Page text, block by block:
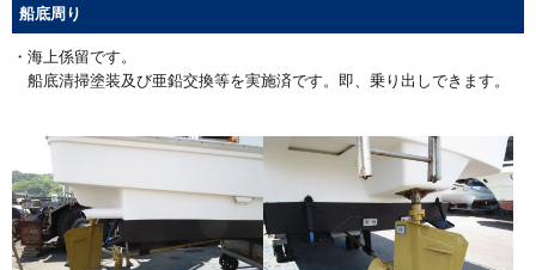
船底周り
・海上係留です。
船底清掃塗装及び亜鉛交換等を実施済です。即、乗り出しできます。